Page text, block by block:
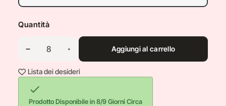
Quantità
Aggiungi al carrello
Lista dei desideri

Prodotto Disponibile in 8/9 Giorni Circa